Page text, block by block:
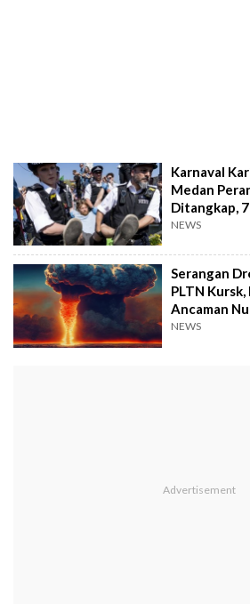
Karnaval
Medan
Ditangkap,
NEWS
Serangan
PLTN
Ancaman
NEWS